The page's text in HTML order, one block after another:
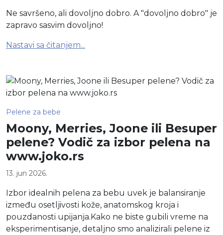
Ne savršeno, ali dovoljno dobro. A "dovoljno dobro" je
zapravo sasvim dovoljno!
Nastavi sa čitanjem...
Pelene za bebe
Moony, Merries, Joone ili Besuper
pelene? Vodič za izbor pelena na
www.joko.rs
13. jun 2026.
Izbor idealnih pelena za bebu uvek je balansiranje
između osetljivosti kože, anatomskog kroja i
pouzdanosti upijanja.Kako ne biste gubili vreme na
eksperimentisanje, detaljno smo analizirali pelene iz